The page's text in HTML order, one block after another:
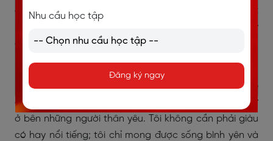
and time to travel and be with my loved ones. I don’t
need to be rich or famous; I just hope to live peacefully
and do things that give me a sense of purpose.
(Trong tương lai, tôi nghĩ điều khiến tôi thật sự hạnh
phúc là có một cuộc sống cân bằng, một sự nghiệp
ổn định, sức khỏe tốt và thời gian để du lịch cũng như
ở bên những người thân yêu. Tôi không cần phải giàu
có hay nổi tiếng; tôi chỉ mong được sống bình yên và
Nhu cầu học tập
Đăng ký ngay